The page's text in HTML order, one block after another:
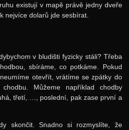
existují v mapě právě jedny dveře
nejvíce dolarů jde sesbírat.
v bludišti fyzicky stáli? Třeba
sbíráme, co potkáme. Pokud
otevřít, vrátíme se zpátky do
Můžeme například chodby
třetí, …, poslední, pak zase první a
skončit. Snadno si rozmyslíte, že